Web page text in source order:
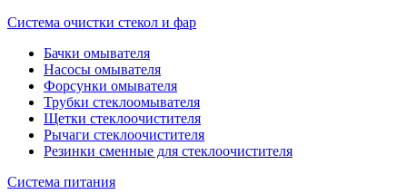
Система очистки стекол и фар
Бачки омывателя
Насосы омывателя
Форсунки омывателя
Трубки стеклоомывателя
Щетки стеклоочистителя
Рычаги стеклоочистителя
Резинки сменные для стеклоочистителя
Система питания